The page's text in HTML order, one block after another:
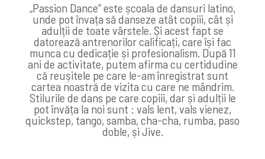
„Passion Dance” este școala de dansuri latino,
unde pot învața să danseze atât copiii, cât și
adulții de toate vârstele. Și acest fapt se
datorează antrenorilor calificați, care își fac
munca cu dedicație și profesionalism. După 11
ani de activitate, putem afirma cu certidudine
că reușitele pe care le-am înregistrat sunt
cartea noastră de vizita cu care ne mândrim.
Stilurile de dans pe care copiii, dar și adulții le
pot învăța la noi sunt : vals lent, vals vienez,
quickstep, tango, samba, cha-cha, rumba, paso
doble, și Jive.